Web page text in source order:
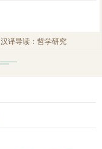
汉译导读：哲学研究